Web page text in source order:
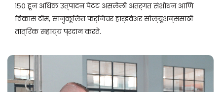
१५० हून अधिक उत्पादन पेटंट असलेली अंतर्गत संशोधन आणि
विकास टीम, सानुकूलित फर्निचर हार्डवेअर सोल्यूशन्ससाठी
तांत्रिक सहाय्य प्रदान करते.